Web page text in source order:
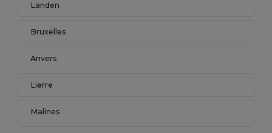
Landen
Bruxelles
Anvers
Lierre
Malines